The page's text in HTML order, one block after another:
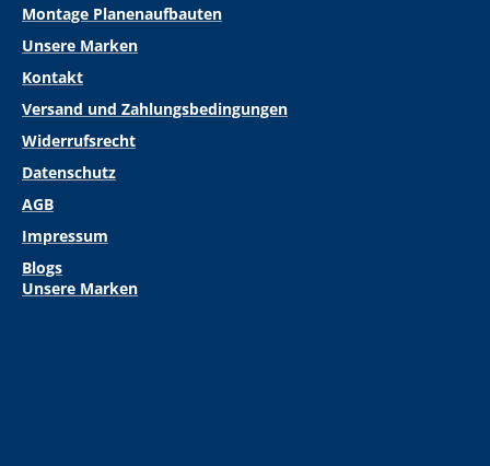
Montage Planenaufbauten
Unsere Marken
Kontakt
Versand und Zahlungsbedingungen
Widerrufsrecht
Datenschutz
AGB
Impressum
Blogs
Unsere Marken